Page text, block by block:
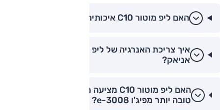
האם ליפ מוטור C10 איכותית כמו פולקסווגן ID.4?
אניאק?
האם ליפ מוטור C10 מציעה מערכת מולטימדיה
טובה יותר מפיג'ו e-3008?